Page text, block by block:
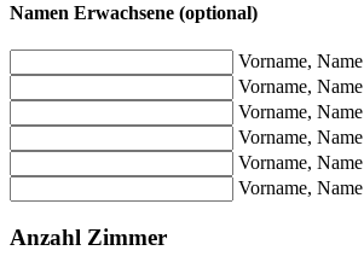
Namen Erwachsene (optional)
Vorname, Name
Vorname, Name
Vorname, Name
Vorname, Name
Vorname, Name
Vorname, Name
Anzahl Zimmer